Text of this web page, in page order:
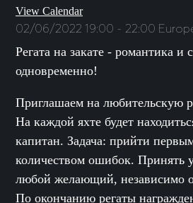
View Calendar
02/06/2022 19:00 - 22:00
Регата на закате - романтика и
одновременно!
Приглашаем на любительскую
На каждой яхте будет
капитан. Задача: прийти
количеством ошибок. Принять
любой желающий, независимо
По окончанию регаты